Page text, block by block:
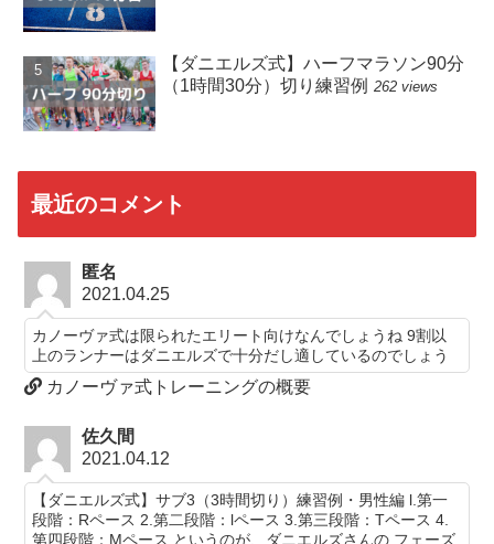
【ダニエルズ式】ハーフマラソン90分
（1時間30分）切り練習例 262 views
最近のコメント
匿名
2021.04.25
カノーヴァ式は限られたエリート向けなんでしょうね 9割以
上のランナーはダニエルズで十分だし適しているのでしょう
カノーヴァ式トレーニングの概要
佐久間
2021.04.12
【ダニエルズ式】サブ3（3時間切り）練習例・男性編 l.第一
段階：Rペース 2.第二段階：lペース 3.第三段階：Tペース 4.
第四段階：Mペース というのが、ダニエルズさんの フェーズ